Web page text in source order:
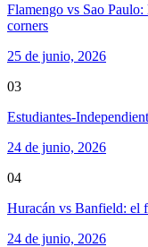
Flamengo vs Sao
corners
25 de junio, 2026
03
Estudiantes-
24 de junio, 2026
04
Huracán vs Banfield: el
24 de junio, 2026